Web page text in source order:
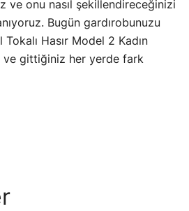
ve onu nasıl şekillendireceğinizi
Bugün gardırobunuzu
Tokalı Hasır Model 2 Kadın
ve gittiğiniz her yerde fark